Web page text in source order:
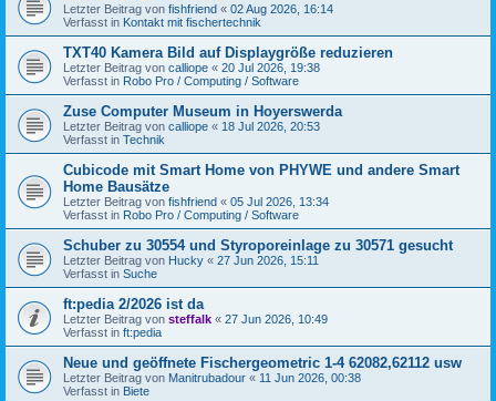
Letzter Beitrag von fishfriend « 02 Aug 2026, 16:14
Verfasst in Kontakt mit fischertechnik
TXT40 Kamera Bild auf Displaygröße reduzieren
Letzter Beitrag von calliope « 20 Jul 2026, 19:38
Verfasst in Robo Pro / Computing / Software
Zuse Computer Museum in Hoyerswerda
Letzter Beitrag von calliope « 18 Jul 2026, 20:53
Verfasst in Technik
Cubicode mit Smart Home von PHYWE und andere Smart
Home Bausätze
Letzter Beitrag von fishfriend « 05 Jul 2026, 13:34
Verfasst in Robo Pro / Computing / Software
Schuber zu 30554 und Styroporeinlage zu 30571 gesucht
Letzter Beitrag von Hucky « 27 Jun 2026, 15:11
Verfasst in Suche
ft:pedia 2/2026 ist da
Letzter Beitrag von steffalk « 27 Jun 2026, 10:49
Verfasst in ft:pedia
Neue und geöffnete Fischergeometric 1-4 62082,62112 usw
Letzter Beitrag von Manitrubadour « 11 Jun 2026, 00:38
Verfasst in Biete